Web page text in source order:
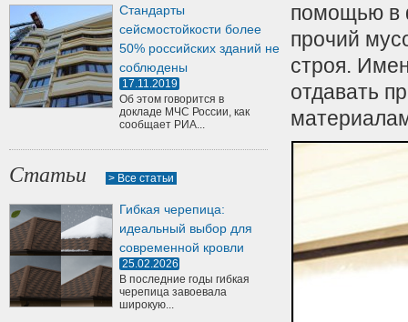
Стандарты
сейсмостойкости более
50% российских зданий не
соблюдены
17.11.2019
Об этом говорится в
докладе МЧС России, как
сообщает РИА...
Статьи > Все статьи
Гибкая черепица:
идеальный выбор для
современной кровли
25.02.2026
В последние годы гибкая
черепица завоевала
широкую...
помощью в
прочий
строя.
отдавать